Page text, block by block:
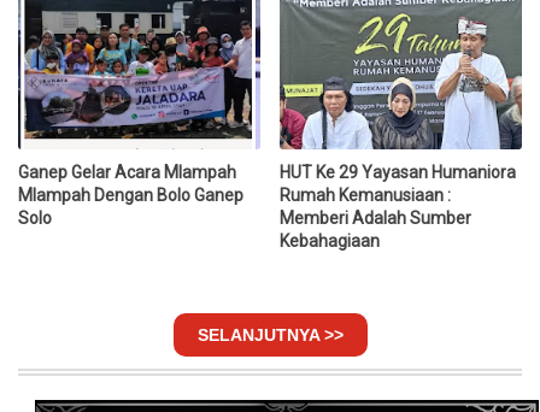
Ganep Gelar Acara Mlampah
Mlampah Dengan Bolo Ganep
Solo
HUT Ke 29 Yayasan Humaniora
Rumah Kemanusiaan :
Memberi Adalah Sumber
Kebahagiaan
SELANJUTNYA >>